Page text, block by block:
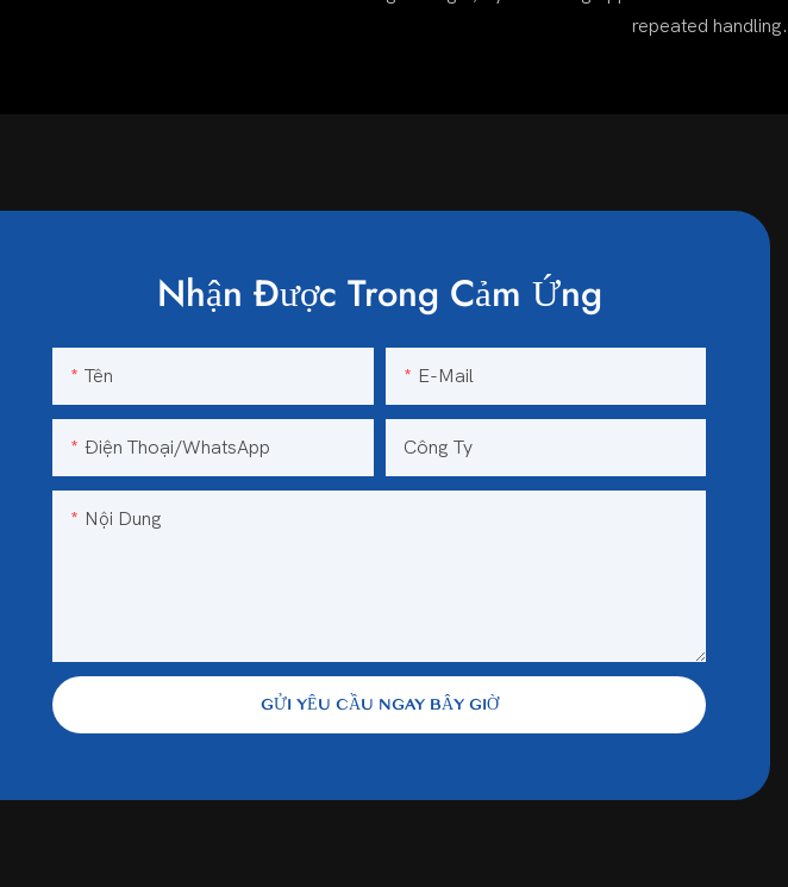
repeated handling.
Nhận Được Trong Cảm Ứng
Tên E-Mail
Điện Thoại/WhatsApp Công Ty
Nội Dung
GỬI YÊU CẦU NGAY BÂY GIỜ